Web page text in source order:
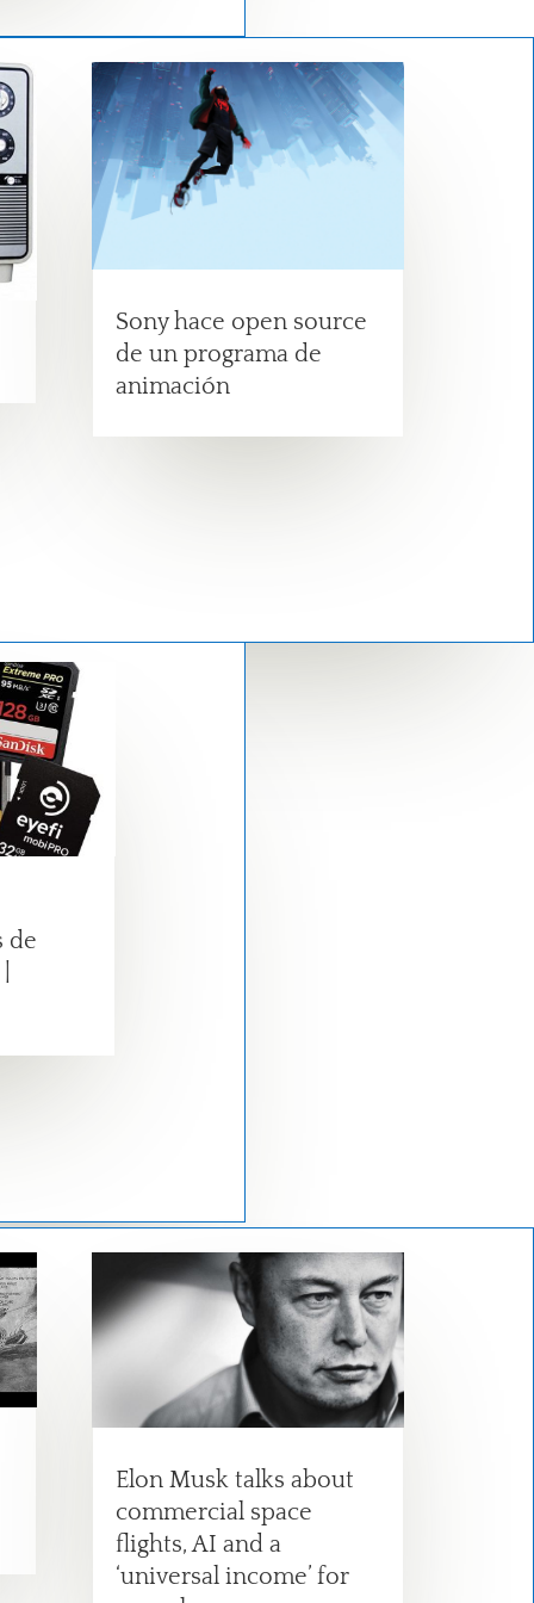
Sony hace open source
de un programa de
animación
de
Elon Musk talks about
commercial space
flights, AI and a
‘universal income’ for